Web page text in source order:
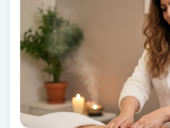
Eyeliner-tatuering
Face framing
Faceliftmassage